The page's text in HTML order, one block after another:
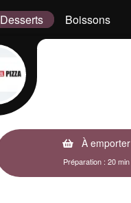
Desserts Boissons
À emporter
Préparation : 20 min